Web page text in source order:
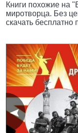
Книги похожие на
миротворца. Без
скачать бесплатно